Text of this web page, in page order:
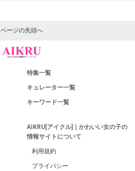
ページの先頭へ
特集一覧
キュレーター一覧
キーワード一覧
AIKRU[アイクル]｜かわいい女の子の
情報サイトについて
利用規約
プライバシー